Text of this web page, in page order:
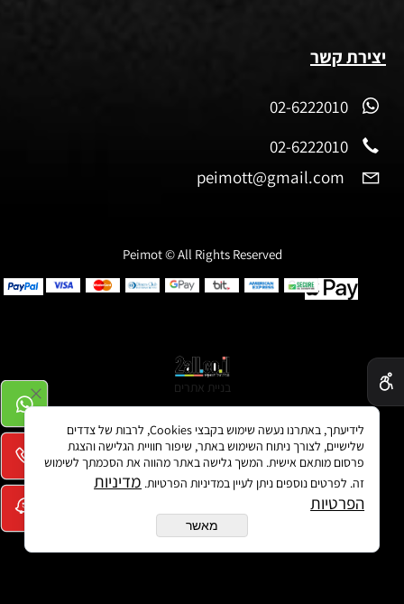
יצירת קשר
02-6222010
02-6222010
peimott@gmail.com
Peimot © All Rights Reserved
בניית אתרים
לידיעתך, באתרנו נעשה שימוש בקבצי Cookies, לרבות של צדדים
שלישיים, לצורך ניתוח השימוש באתר, שיפור חוויית הגלישה והצגת
פרסום מותאם אישית. המשך גלישה באתר מהווה את הסכמתך לשימוש
זה. לפרטים נוספים ניתן לעיין במדיניות הפרטיות. מדיניות
הפרטיות
מאשר